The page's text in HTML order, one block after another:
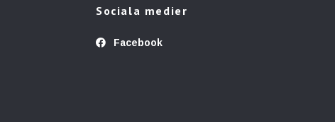
Sociala medier
Facebook